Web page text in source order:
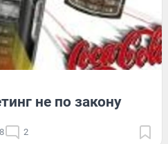
не по закону
2